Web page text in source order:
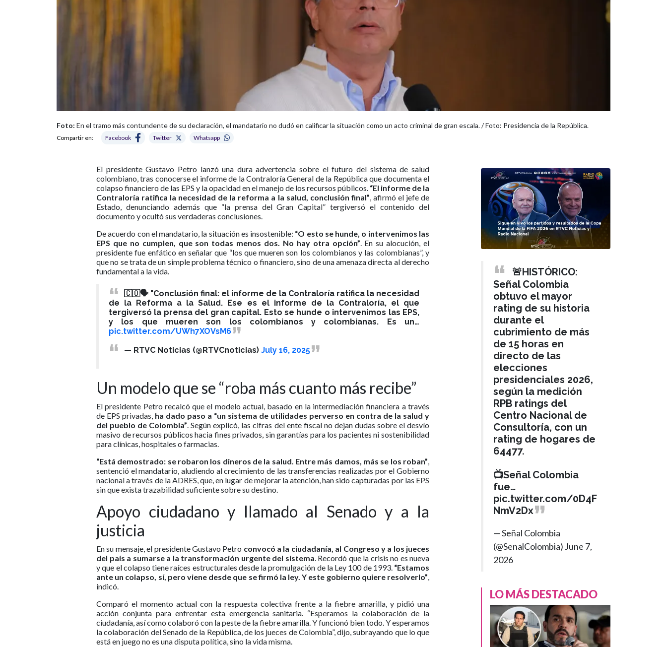
Foto: En el tramo más contundente de su declaración, el mandatario no dudó en calificar la situación como un acto criminal de gran escala. / Foto: Presidencia de la República.
Compartir en: Facebook Twitter Whatsapp
El presidente Gustavo Petro lanzó una dura advertencia sobre el futuro del sistema de salud
colombiano, tras conocerse el informe de la Contraloría General de la República que documenta el
colapso financiero de las EPS y la opacidad en el manejo de los recursos públicos. “El informe de la
Contraloría ratifica la necesidad de la reforma a la salud, conclusión final”, afirmó el jefe de
Estado, denunciando además que “la prensa del Gran Capital” tergiversó el contenido del
documento y ocultó sus verdaderas conclusiones.
De acuerdo con el mandatario, la situación es insostenible: “O esto se hunde, o intervenimos las
EPS que no cumplen, que son todas menos dos. No hay otra opción”. En su alocución, el
presidente fue enfático en señalar que “los que mueren son los colombianos y las colombianas”, y
que no se trata de un simple problema técnico o financiero, sino de una amenaza directa al derecho
fundamental a la vida.
🇨🇴🗣️ "Conclusión final: el informe de la Contraloría ratifica la necesidad
de la Reforma a la Salud. Ese es el informe de la Contraloría, el que
tergiversó la prensa del gran capital. Esto se hunde o intervenimos las EPS,
y los que mueren son los colombianos y colombianas. Es un…
pic.twitter.com/UWh7XOVsM6
— RTVC Noticias (@RTVCnoticias) July 16, 2025
Un modelo que se “roba más cuanto más recibe”
El presidente Petro recalcó que el modelo actual, basado en la intermediación financiera a través
de EPS privadas, ha dado paso a “un sistema de utilidades perverso en contra de la salud y
del pueblo de Colombia”. Según explicó, las cifras del ente fiscal no dejan dudas sobre el desvío
masivo de recursos públicos hacia fines privados, sin garantías para los pacientes ni sostenibilidad
para clínicas, hospitales o farmacias.
“Está demostrado: se robaron los dineros de la salud. Entre más damos, más se los roban”,
sentenció el mandatario, aludiendo al crecimiento de las transferencias realizadas por el Gobierno
nacional a través de la ADRES, que, en lugar de mejorar la atención, han sido capturadas por las EPS
sin que exista trazabilidad suficiente sobre su destino.
Apoyo ciudadano y llamado al Senado y a la
justicia
En su mensaje, el presidente Gustavo Petro convocó a la ciudadanía, al Congreso y a los jueces
del país a sumarse a la transformación urgente del sistema. Recordó que la crisis no es nueva
y que el colapso tiene raíces estructurales desde la promulgación de la Ley 100 de 1993. “Estamos
ante un colapso, sí, pero viene desde que se firmó la ley. Y este gobierno quiere resolverlo”,
indicó.
Comparó el momento actual con la respuesta colectiva frente a la fiebre amarilla, y pidió una
acción conjunta para enfrentar esta emergencia sanitaria. “Esperamos la colaboración de la
ciudadanía, así como colaboró con la peste de la fiebre amarilla. Y funcionó bien todo. Y esperamos
la colaboración del Senado de la República, de los jueces de Colombia”, dijo, subrayando que lo que
está en juego no es una disputa política, sino la vida misma.
🚨HISTÓRICO:
Señal Colombia
obtuvo el mayor
rating de su historia
durante el
cubrimiento de más
de 15 horas en
directo de las
elecciones
presidenciales 2026,
según la medición
RPB ratings del
Centro Nacional de
Consultoría, con un
rating de hogares de
64477.
📺Señal Colombia
fue…
pic.twitter.com/0D4F
NmV2Dx
— Señal Colombia
(@SenalColombia) June 7,
2026
LO MÁS DESTACADO